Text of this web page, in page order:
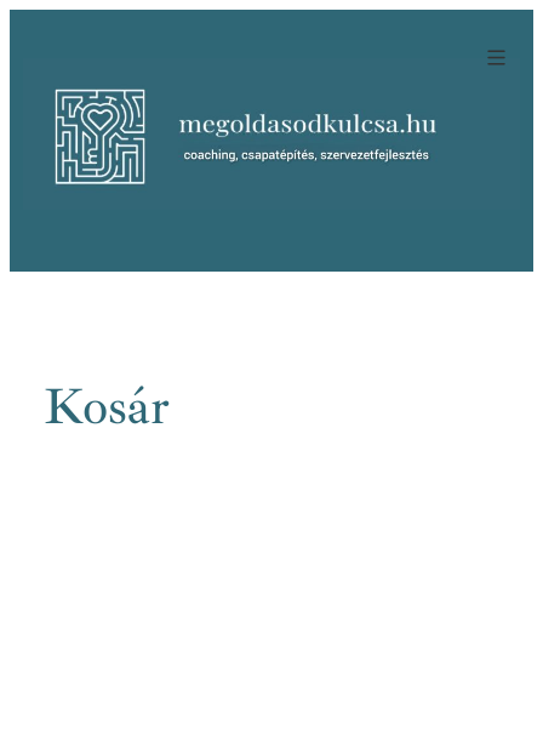
tartalomhoz
Kosár